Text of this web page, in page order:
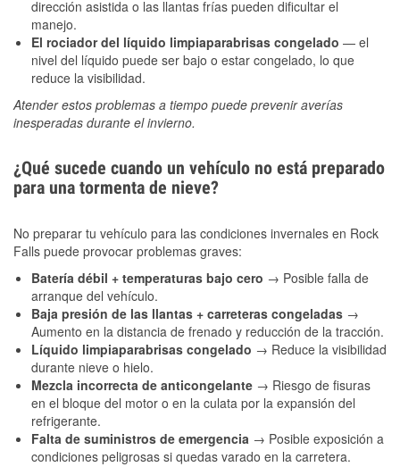
dirección asistida o las llantas frías pueden dificultar el
manejo.
El rociador del líquido limpiaparabrisas congelado — el
nivel del líquido puede ser bajo o estar congelado, lo que
reduce la visibilidad.
Atender estos problemas a tiempo puede prevenir averías
inesperadas durante el invierno.
¿Qué sucede cuando un vehículo no está preparado
para una tormenta de nieve?
No preparar tu vehículo para las condiciones invernales en Rock
Falls puede provocar problemas graves:
Batería débil + temperaturas bajo cero → Posible falla de
arranque del vehículo.
Baja presión de las llantas + carreteras congeladas →
Aumento en la distancia de frenado y reducción de la tracción.
Líquido limpiaparabrisas congelado → Reduce la visibilidad
durante nieve o hielo.
Mezcla incorrecta de anticongelante → Riesgo de fisuras
en el bloque del motor o en la culata por la expansión del
refrigerante.
Falta de suministros de emergencia → Posible exposición a
condiciones peligrosas si quedas varado en la carretera.